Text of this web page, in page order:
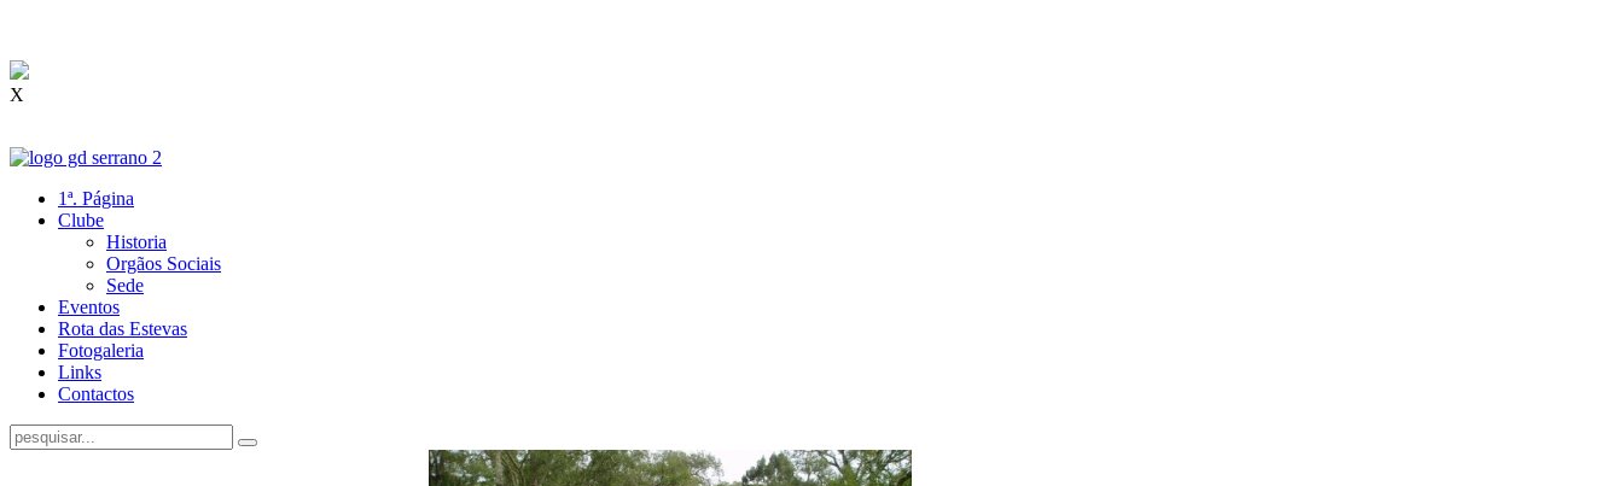
X
1ª. Página
Clube
Historia
Orgãos Sociais
Sede
Eventos
Rota das Estevas
Fotogaleria
Links
Contactos